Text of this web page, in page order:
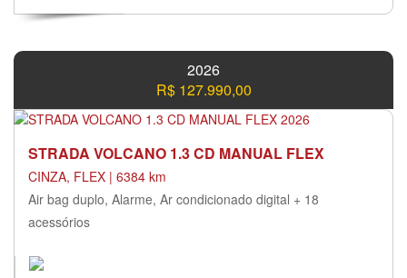
2026
R$ 127.990,00
STRADA VOLCANO 1.3 CD MANUAL FLEX
CINZA, FLEX | 6384 km
Air bag duplo, Alarme, Ar condicionado digital + 18
acessórios